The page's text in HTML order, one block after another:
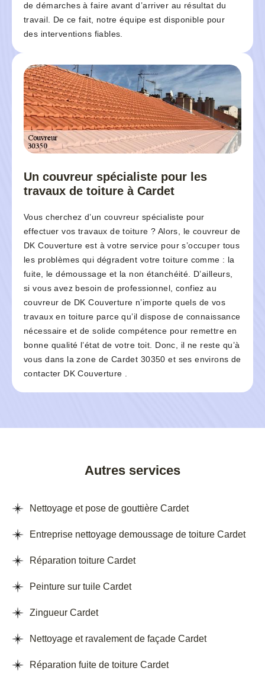
de démarches à faire avant d’arriver au résultat du
travail. De ce fait, notre équipe est disponible pour
des interventions fiables.
Un couvreur spécialiste pour les
travaux de toiture à Cardet
Vous cherchez d’un couvreur spécialiste pour
effectuer vos travaux de toiture ? Alors, le couvreur de
DK Couverture est à votre service pour s’occuper tous
les problèmes qui dégradent votre toiture comme : la
fuite, le démoussage et la non étanchéité. D’ailleurs,
si vous avez besoin de professionnel, confiez au
couvreur de DK Couverture n’importe quels de vos
travaux en toiture parce qu’il dispose de connaissance
nécessaire et de solide compétence pour remettre en
bonne qualité l’état de votre toit. Donc, il ne reste qu’à
vous dans la zone de Cardet 30350 et ses environs de
contacter DK Couverture .
Autres services
Nettoyage et pose de gouttière Cardet
Entreprise nettoyage demoussage de toiture Cardet
Réparation toiture Cardet
Peinture sur tuile Cardet
Zingueur Cardet
Nettoyage et ravalement de façade Cardet
Réparation fuite de toiture Cardet